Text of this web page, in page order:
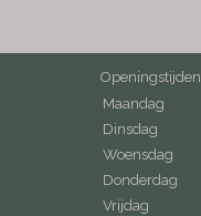
Openingstijden
Maandag
Dinsdag
Woensdag
Donderdag
Vrijdag